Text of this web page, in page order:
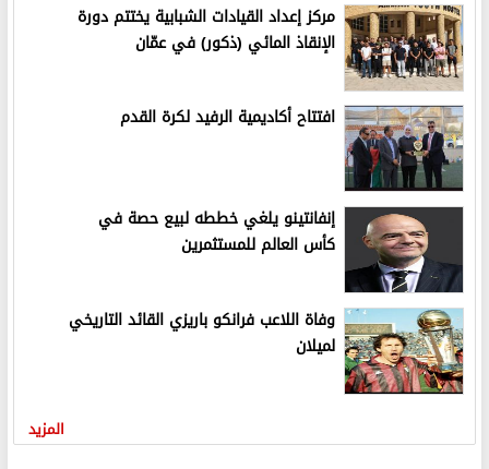
مركز إعداد القيادات الشبابية يختتم دورة
الإنقاذ المائي (ذكور) في عمّان
افتتاح أكاديمية الرفيد لكرة القدم
إنفانتينو يلغي خططه لبيع حصة في
كأس العالم للمستثمرين
وفاة اللاعب فرانكو باريزي القائد التاريخي
لميلان
المزيد